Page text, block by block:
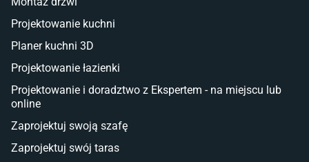
Deski tarasowe kompozytowe
Sztuczna trawa miękka
Koce i pledy
Płytki na balkon
Lampy stojące LED
Płytki
Płytki betonowe
Płytki Cersanit
Projektowanie kuchni
Planer kuchni 3D
Projektowanie łazienki
Projektowanie i doradztwo z Ekspertem - na miejscu lub
online
Zaprojektuj swoją szafę
Zaprojektuj swój taras